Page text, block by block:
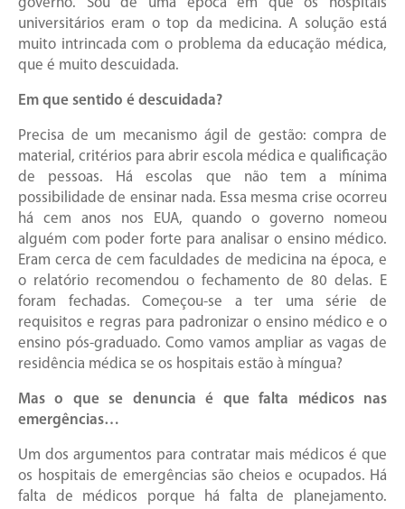
governo. Sou de uma época em que os hospitais
universitários eram o top da medicina. A solução está
muito intrincada com o problema da educação médica,
que é muito descuidada.
Em que sentido é descuidada?
Precisa de um mecanismo ágil de gestão: compra de
material, critérios para abrir escola médica e qualificação
de pessoas. Há escolas que não tem a mínima
possibilidade de ensinar nada. Essa mesma crise ocorreu
há cem anos nos EUA, quando o governo nomeou
alguém com poder forte para analisar o ensino médico.
Eram cerca de cem faculdades de medicina na época, e
o relatório recomendou o fechamento de 80 delas. E
foram fechadas. Começou-se a ter uma série de
requisitos e regras para padronizar o ensino médico e o
ensino pós-graduado. Como vamos ampliar as vagas de
residência médica se os hospitais estão à míngua?
Mas o que se denuncia é que falta médicos nas
emergências…
Um dos argumentos para contratar mais médicos é que
os hospitais de emergências são cheios e ocupados. Há
falta de médicos porque há falta de planejamento.